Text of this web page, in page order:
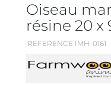
Oiseau
résine 20 x
REFERENCE IMH-0161